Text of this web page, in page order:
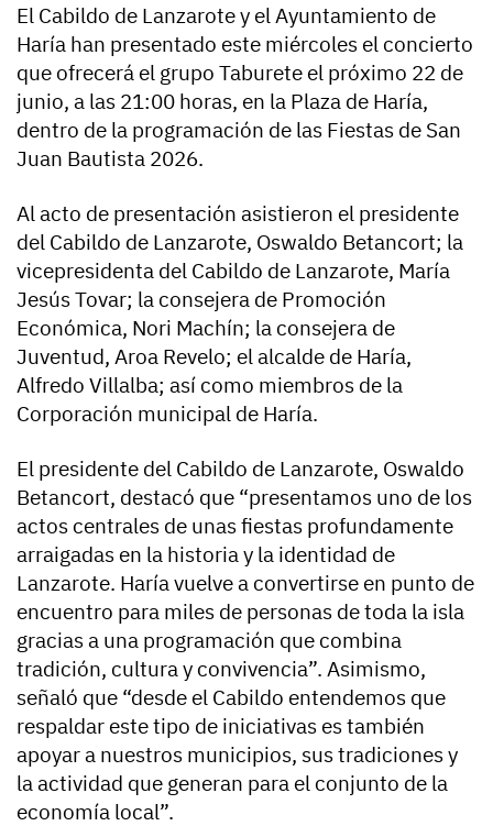
El Cabildo de Lanzarote y el Ayuntamiento de
Haría han presentado este miércoles el concierto
que ofrecerá el grupo Taburete el próximo 22 de
junio, a las 21:00 horas, en la Plaza de Haría,
dentro de la programación de las Fiestas de San
Juan Bautista 2026.
Al acto de presentación asistieron el presidente
del Cabildo de Lanzarote, Oswaldo Betancort; la
vicepresidenta del Cabildo de Lanzarote, María
Jesús Tovar; la consejera de Promoción
Económica, Nori Machín; la consejera de
Juventud, Aroa Revelo; el alcalde de Haría,
Alfredo Villalba; así como miembros de la
Corporación municipal de Haría.
El presidente del Cabildo de Lanzarote, Oswaldo
Betancort, destacó que “presentamos uno de los
actos centrales de unas fiestas profundamente
arraigadas en la historia y la identidad de
Lanzarote. Haría vuelve a convertirse en punto de
encuentro para miles de personas de toda la isla
gracias a una programación que combina
tradición, cultura y convivencia”. Asimismo,
señaló que “desde el Cabildo entendemos que
respaldar este tipo de iniciativas es también
apoyar a nuestros municipios, sus tradiciones y
la actividad que generan para el conjunto de la
economía local”.